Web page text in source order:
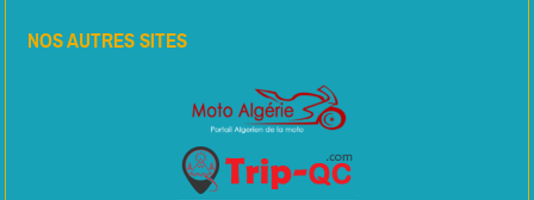
NOS AUTRES SITES